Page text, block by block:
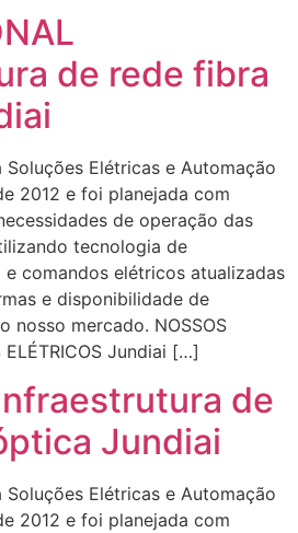
de rede fibra
Soluções Elétricas e Automação
2012 e foi planejada com
de operação das
tecnologia de
comandos elétricos atualizadas
e disponibilidade de
nosso mercado. NOSSOS
ELÉTRICOS Jundiai […]
de
Jundiai
Soluções Elétricas e Automação
2012 e foi planejada com